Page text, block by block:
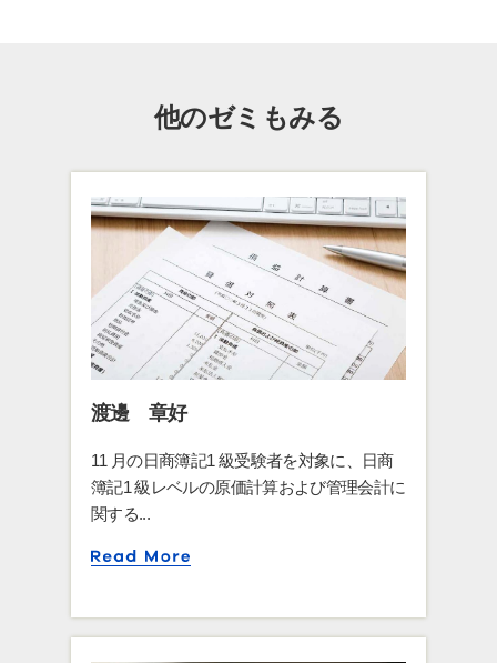
各種手続
他のゼミもみる
渡邊 章好
11 月の日商簿記1 級受験者を対象に、日商
簿記1 級レベルの原価計算および管理会計に
関する...